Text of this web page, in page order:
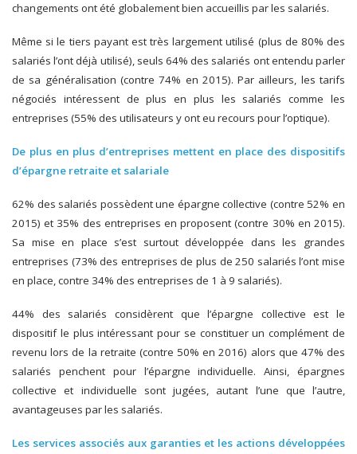
changements ont été globalement bien accueillis par les salariés.
Même si le tiers payant est très largement utilisé (plus de 80% des
salariés l’ont déjà utilisé), seuls 64% des salariés ont entendu parler
de sa généralisation (contre 74% en 2015). Par ailleurs, les tarifs
négociés intéressent de plus en plus les salariés comme les
entreprises (55% des utilisateurs y ont eu recours pour l’optique).
De plus en plus d’entreprises mettent en place des dispositifs
d’épargne retraite et salariale
62% des salariés possèdent une épargne collective (contre 52% en
2015) et 35% des entreprises en proposent (contre 30% en 2015).
Sa mise en place s’est surtout développée dans les grandes
entreprises (73% des entreprises de plus de 250 salariés l’ont mise
en place, contre 34% des entreprises de 1 à 9 salariés).
44% des salariés considèrent que l’épargne collective est le
dispositif le plus intéressant pour se constituer un complément de
revenu lors de la retraite (contre 50% en 2016) alors que 47% des
salariés penchent pour l’épargne individuelle. Ainsi, épargnes
collective et individuelle sont jugées, autant l’une que l’autre,
avantageuses par les salariés.
Les services associés aux garanties et les actions développées